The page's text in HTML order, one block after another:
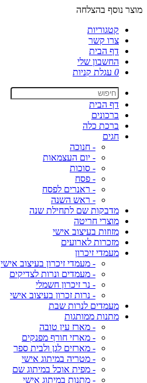
מוצר נוסף בהצלחה
קטגוריות
צרו קשר
דף הבית
החשבון שלי
0 עגלת קניות
דף הבית
ברכונים
ברכת כלה
חגים
- חנוכה
- יום העצמאות
- סוכות
- פסח
- ראנרים לפסח
- ראש השנה
מדבקות שם לתחילת שנה
מוצרי חריטה
מזוזות בעיצוב אישי
מזכרות לארועים
מעמדי זיכרון
- מעמדי זיכרון בעיצוב אישי
- מעמדים ונרות לצדיקים
- נר זיכרון חשמלי
- נרות זכרון בעיצוב אישי
מעמדים לנרות שבת
מתנות ממותגות
- מארז עין טובה
- מארזי חורף מפנקים
- מארזים לגן ולבית ספר
- מטריה במיתוג אישי
- מפית אוכל במיתוג שם
- מתנות במיתוג אישי